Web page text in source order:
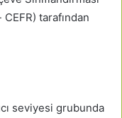
tarafından
seviyesi grubunda